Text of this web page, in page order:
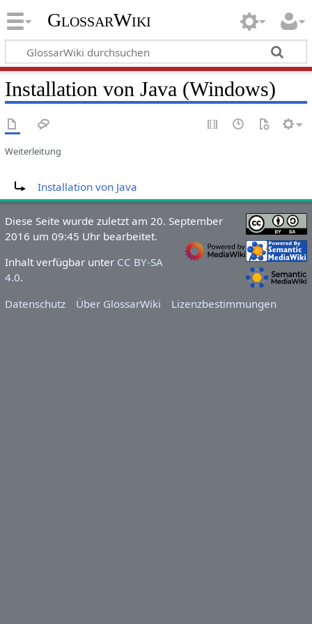
GlossarWiki
Installation von Java (Windows)
Weiterleitung
Installation von Java
Diese Seite wurde zuletzt am 20. September
2016 um 09:45 Uhr bearbeitet.
Inhalt verfügbar unter CC BY-SA
4.0.
Datenschutz
Über GlossarWiki Lizenzbestimmungen